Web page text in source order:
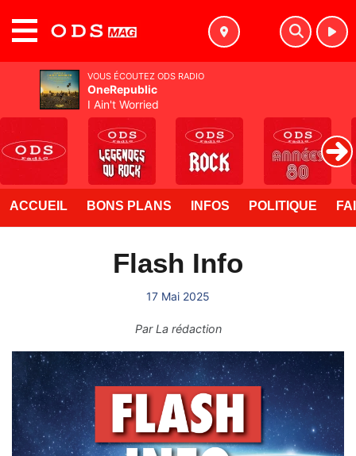
ACCUEIL BONS PLANS INFOS POLITIQUE
Flash Info
17 Mai 2025
ParLa rédaction
VOUS ÉCOUTEZ ODS RADIO
OneRepublic
I Ain't Worried